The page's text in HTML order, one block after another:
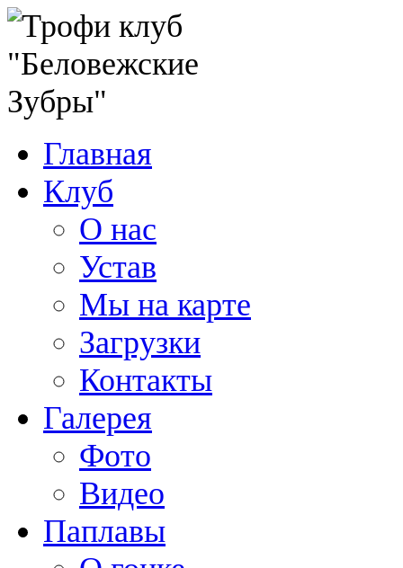
Главная
Клуб
О нас
Устав
Мы на карте
Загрузки
Контакты
Галерея
Фото
Видео
Паплавы